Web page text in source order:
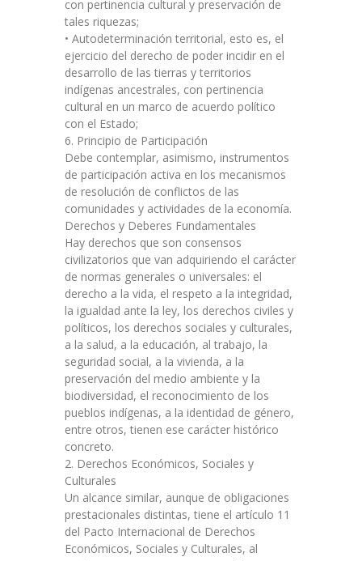
con pertinencia cultural y preservación de
tales riquezas;
• Autodeterminación territorial, esto es, el
ejercicio del derecho de poder incidir en el
desarrollo de las tierras y territorios
indígenas ancestrales, con pertinencia
cultural en un marco de acuerdo político
con el Estado;
6. Principio de Participación
Debe contemplar, asimismo, instrumentos
de participación activa en los mecanismos
de resolución de conflictos de las
comunidades y actividades de la economía.
Derechos y Deberes Fundamentales
Hay derechos que son consensos
civilizatorios que van adquiriendo el carácter
de normas generales o universales: el
derecho a la vida, el respeto a la integridad,
la igualdad ante la ley, los derechos civiles y
políticos, los derechos sociales y culturales,
a la salud, a la educación, al trabajo, la
seguridad social, a la vivienda, a la
preservación del medio ambiente y la
biodiversidad, el reconocimiento de los
pueblos indígenas, a la identidad de género,
entre otros, tienen ese carácter histórico
concreto.
2. Derechos Económicos, Sociales y
Culturales
Un alcance similar, aunque de obligaciones
prestacionales distintas, tiene el artículo 11
del Pacto Internacional de Derechos
Económicos, Sociales y Culturales, al